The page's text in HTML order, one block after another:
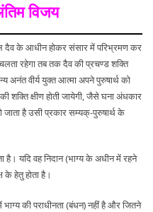
विजय
दैव के आधीन होकर संसार में परिभ्रमण कर
रहेगा तब तक दैव की प्रचण्ड शक्ति
वीर्य युक्त आत्मा अपने पुरुषार्थ को
शक्ति क्षीण होती जायेगी, जैसे घना अंधकार
जाता है उसी प्रकार सम्यक्-पुरुषार्थ के
है। यदि वह निदान (भाग्य के अधीन में रहने
के हेतु होता है।
की पराधीनता (बंधन) नहीं है और जितने